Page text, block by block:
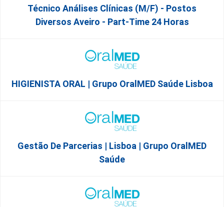
Técnico Análises Clínicas (M/F) - Postos
Diversos Aveiro - Part-Time 24 Horas
HIGIENISTA ORAL | Grupo OralMED Saúde Lisboa
Gestão De Parcerias | Lisboa | Grupo OralMED
Saúde